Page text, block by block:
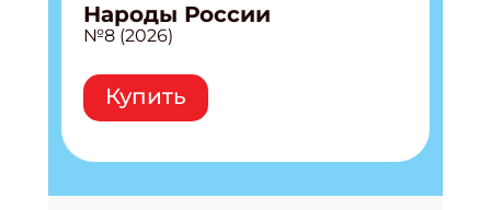
Народы России
№8 (2026)
Купить